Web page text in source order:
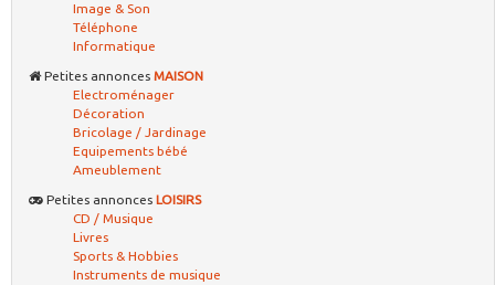
Image & Son
Téléphone
Informatique
Petites annonces MAISON
Electroménager
Décoration
Bricolage / Jardinage
Equipements bébé
Ameublement
Petites annonces LOISIRS
CD / Musique
Livres
Sports & Hobbies
Instruments de musique